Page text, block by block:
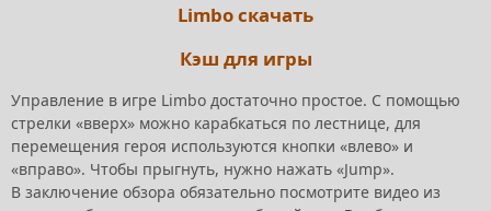
Limbo скачать
Кэш для игры
Управление в игре Limbo достаточно простое. С помощью
стрелки «вверх» можно карабкаться по лестнице, для
перемещения героя используются кнопки «влево» и
«вправо». Чтобы прыгнуть, нужно нажать «Jump».
В заключение обзора обязательно посмотрите видео из